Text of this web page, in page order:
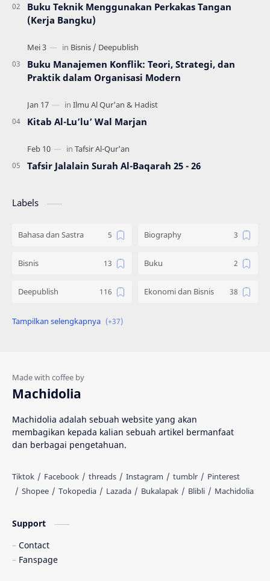
Buku Teknik Menggunakan Perkakas Tangan
(Kerja Bangku)
Buku Manajemen Konflik: Teori, Strategi, dan
Praktik dalam Organisasi Modern
Kitab Al-Lu’lu’ Wal Marjan
Tafsir Jalalain Surah Al-Baqarah 25 - 26
Labels
Bahasa dan Sastra Biography
Bisnis Buku
Deepublish Ekonomi dan Bisnis
Engineering
Islam Katalog
Knowledge Komik
Muhasabah
Machidolia
Machidolia adalah sebuah website yang akan
membagikan kepada kalian sebuah artikel bermanfaat
dan berbagai pengetahuan.
Support
Contact
Fanspage